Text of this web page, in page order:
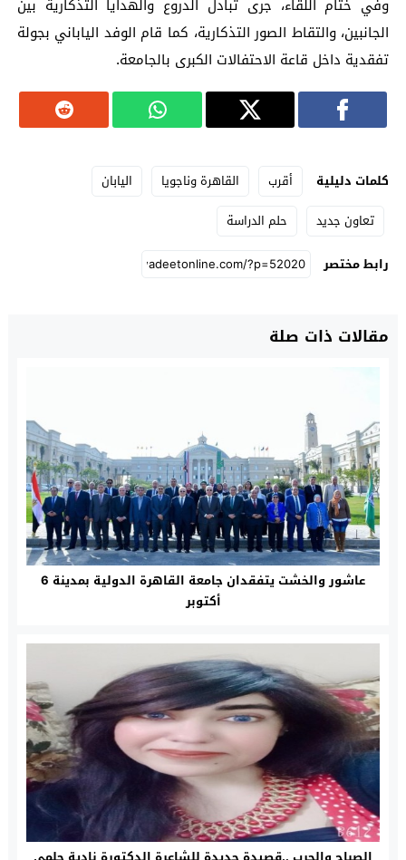
الجانبين، والتقاط الصور التذكارية، كما قام الوفد الياباني بجولة
تفقدية داخل قاعة الاحتفالات الكبرى بالجامعة.
كلمات دليلية أقرب القاهرة وناجويا
اليابان
تعاون جديد
حلم الدراسة
رابط مختصر
مقالات ذات صلة
عاشور والخشت يتفقدان جامعة القاهرة الدولية بمدينة 6
أكتوبر